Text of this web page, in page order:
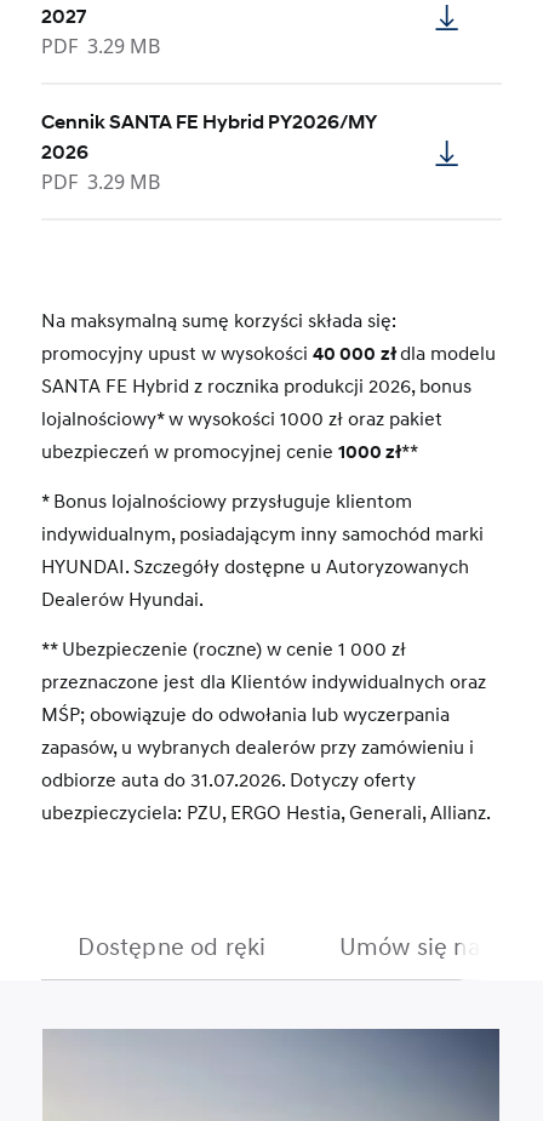
2027
PDF 3.29 MB
Cennik SANTA FE Hybrid PY2026/MY
2026
PDF 3.29 MB
Na maksymalną sumę korzyści składa się:
promocyjny upust w wysokości40 000 złdla modelu
SANTA FE Hybrid z rocznika produkcji 2026, bonus
lojalnościowy* w wysokości 1000 zł oraz pakiet
ubezpieczeń w promocyjnej cenie1000 zł**
* Bonus lojalnościowy przysługuje klientom
indywidualnym, posiadającym inny samochód marki
HYUNDAI. Szczegóły dostępne u Autoryzowanych
Dealerów Hyundai.
** Ubezpieczenie (roczne) w cenie 1 000 zł
przeznaczone jest dla Klientów indywidualnych oraz
MŚP; obowiązuje do odwołania lub wyczerpania
zapasów, u wybranych dealerów przy zamówieniu i
odbiorze auta do 31.07.2026. Dotyczy oferty
ubezpieczyciela: PZU, ERGO Hestia, Generali, Allianz.
Dostępne od ręki Umów się na